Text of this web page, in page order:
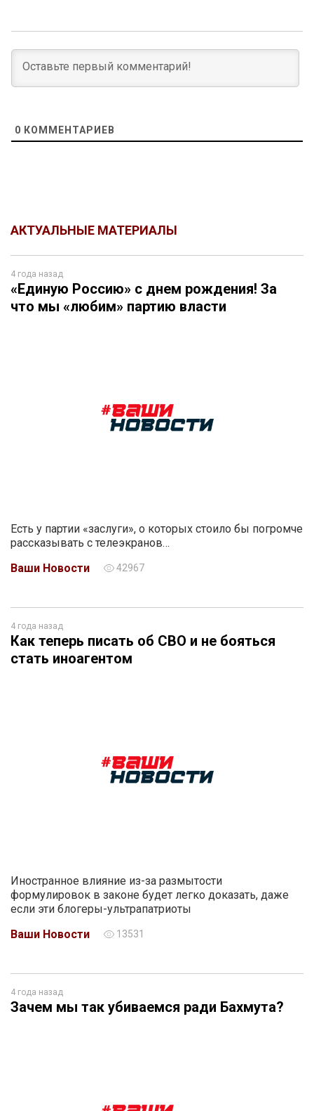
0 КОММЕНТАРИЕВ
АКТУАЛЬНЫЕ МАТЕРИАЛЫ
4 года назад
«Единую Россию» с днем рождения! За
что мы «любим» партию власти
Есть у партии «заслуги», о которых стоило бы погромче
рассказывать с телеэкранов…
Ваши Новости
42967
4 года назад
Как теперь писать об СВО и не бояться
стать иноагентом
Иностранное влияние из-за размытости
формулировок в законе будет легко доказать, даже
если эти блогеры-ультрапатриоты
Ваши Новости
13531
4 года назад
Зачем мы так убиваемся ради Бахмута?